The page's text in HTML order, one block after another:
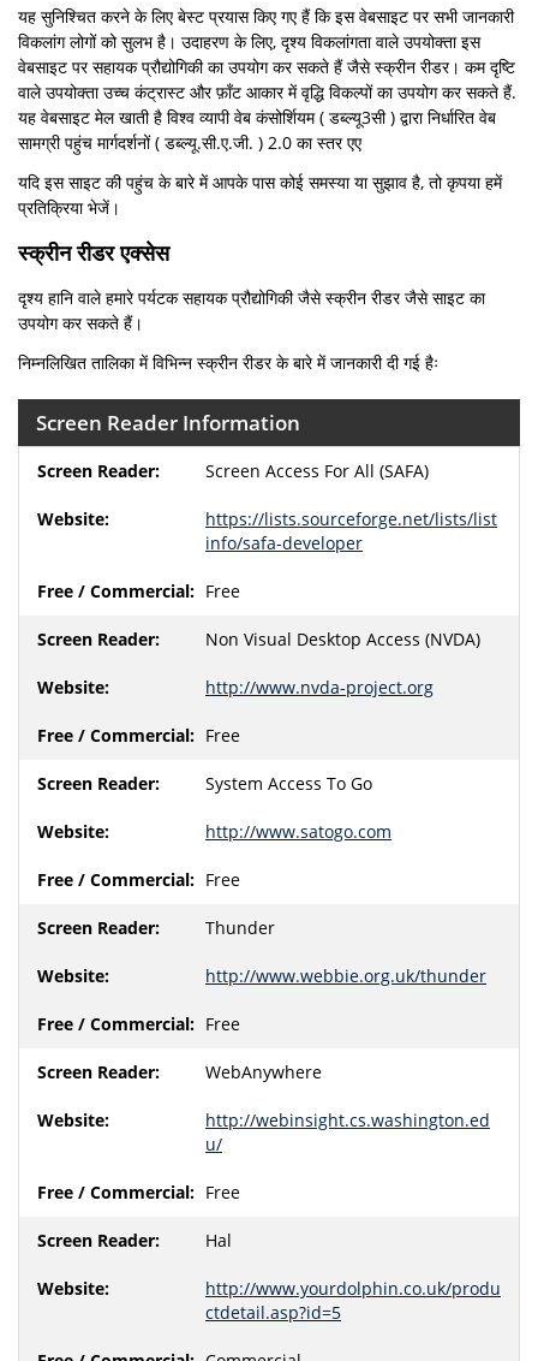
यह सुनिश्चित करने के लिए बेस्ट प्रयास किए गए हैं कि इस वेबसाइट पर सभी जानकारी
विकलांग लोगों को सुलभ है। उदाहरण के लिए, दृश्य विकलांगता वाले उपयोक्ता इस
वेबसाइट पर सहायक प्रौद्योगिकी का उपयोग कर सकते हैं जैसे स्क्रीन रीडर। कम दृष्टि
वाले उपयोक्ता उच्च कंट्रास्ट और फ़ॉंट आकार में वृद्धि विकल्पों का उपयोग कर सकते हैं.
यह वेबसाइट मेल खाती है विश्व व्यापी वेब कंसोर्शियम ( डब्ल्यू3सी ) द्वारा निर्धारित वेब
सामग्री पहुंच मार्गदर्शनों ( डब्ल्यू.सी.ए.जी. ) 2.0 का स्तर एए
यदि इस साइट की पहुंच के बारे में आपके पास कोई समस्या या सुझाव है, तो कृपया हमें
प्रतिक्रिया भेजें।
स्क्रीन रीडर एक्सेस
दृश्य हानि वाले हमारे पर्यटक सहायक प्रौद्योगिकी जैसे स्क्रीन रीडर जैसे साइट का
उपयोग कर सकते हैं।
निम्नलिखित तालिका में विभिन्न स्क्रीन रीडर के बारे में जानकारी दी गई हैः
Screen Reader Information
Screen Access For All (SAFA)
https://lists.sourceforge.net/lists/list
info/safa-developer
Free
Non Visual Desktop Access (NVDA)
http://www.nvda-project.org
Free
System Access To Go
http://www.satogo.com
Free
Thunder
http://www.webbie.org.uk/thunder
Free
WebAnywhere
http://webinsight.cs.washington.ed
u/
Free
Hal
http://www.yourdolphin.co.uk/produ
ctdetail.asp?id=5